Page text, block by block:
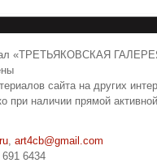
«ТРЕТЬЯКОВСКАЯ
сайта на других
при наличии прямой
art4cb@gmail.com
6434